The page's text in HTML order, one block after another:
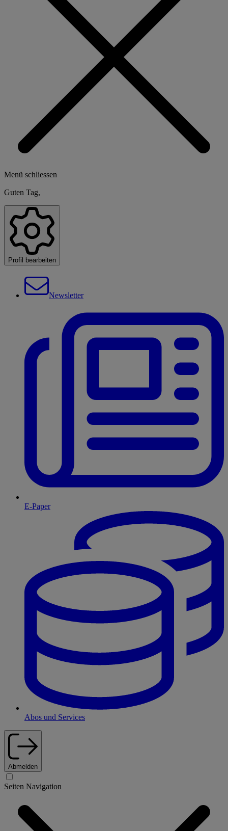
Menü schliessen
Guten Tag,
Profil bearbeiten
Newsletter
E-Paper
Abos und Services
Abmelden
Seiten Navigation